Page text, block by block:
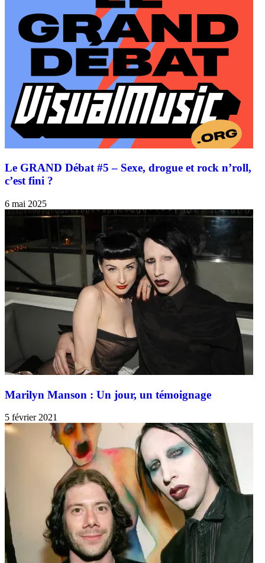
Le GRAND Débat #5 – Sexe, drogue et rock n’roll,
c’est fini ?
6 mai 2025
Marilyn Manson : Un jour, un témoignage
5 février 2021